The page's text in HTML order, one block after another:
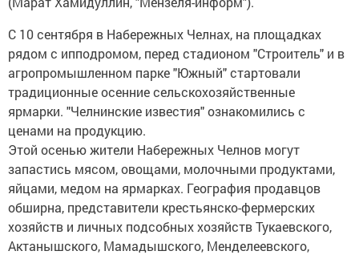
С 10 сентября в Набережных Челнах, на площадках
рядом с ипподромом, перед стадионом "Строитель" и в
агропромышленном парке "Южный" стартовали
традиционные осенние сельскохозяйственные
ярмарки. "Челнинские известия" ознакомились с
ценами на продукцию.
Этой осенью жители Набережных Челнов могут
запастись мясом, овощами, молочными продуктами,
яйцами, медом на ярмарках. География продавцов
обширна, представители крестьянско-фермерских
хозяйств и личных подсобных хозяйств Тукаевского,
Актанышского, Мамадышского, Менделеевского,